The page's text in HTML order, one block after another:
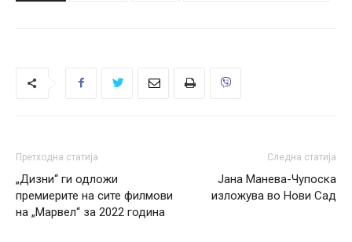
Претходна статија
„Дизни“ ги одложи
премиерите на сите филмови
на „Марвел“ за 2022 година
Следна статија
Јана Манева-Чупоска
изложува во Нови Сад